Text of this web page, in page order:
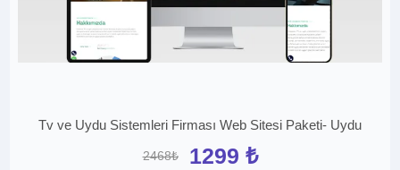
Tv ve Uydu Sistemleri Firması Web Sitesi Paketi- Uydu
2468₺ 1299 ₺